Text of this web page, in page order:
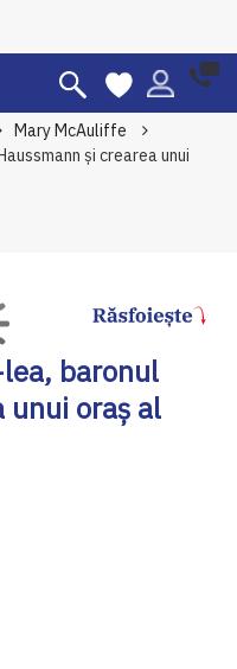
Mary McAuliffe
și crearea unui
baronul
unui oraș al